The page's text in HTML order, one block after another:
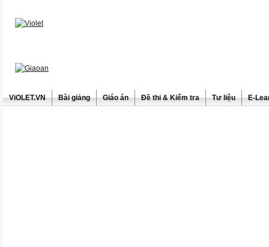
ViOLET.VN Bài giảng Giáo án Đề thi & Kiểm tra Tư liệu E-